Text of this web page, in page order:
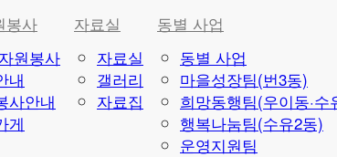
봉사
원봉사
내
사안내
게
자료실
자료실
갤러리
자료집
동별 사업
동별 사업
마을성장팀(번3동)
희망동행팀(우이동·수
행복나눔팀(수유2동)
운영지원팀